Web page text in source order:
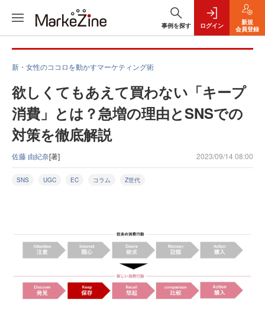
事例を探す ログイン
新規
会員登録
新・女性のココロを動かすマーケティング術
欲しくてもあえて買わない「キープ
消費」とは？急増の理由とSNSでの
対策を徹底解説
佐藤 由紀奈[著] 2023/09/14 08:00
SNS UGC EC コラム Z世代